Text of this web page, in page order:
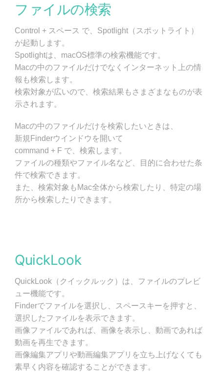
ファイルの検索
Control + スペース で、Spotlight（スポットライト）
が起動します。
Spotlightは、macOS標準の検索機能です。
Macの中のファイルだけでなくインターネット上の情
報も検索します。
検索対象が広いので、検索結果もさまざまなものが表
示されます。
Macの中のファイルだけを検索したいときは、
新規Finderウインドウを開いて
command + F で、検索します。
ファイルの種類やファイル名など、目的に合わせた条
件で検索できます。
また、検索対象もMac全体から検索したり、特定の場
所から検索したりできます。
QuickLook
QuickLook（クイックルック）は、ファイルのプレビ
ュー機能です。
Finderでファイルを選択し、スペースキーを押すと、
選択したファイルを表示できます。
画像ファイルであれば、画像を表示し、動画であれば
動画を再生できます。
画像編集アプリや動画編集アプリを立ち上げなくても
素早く内容を確認することができます。